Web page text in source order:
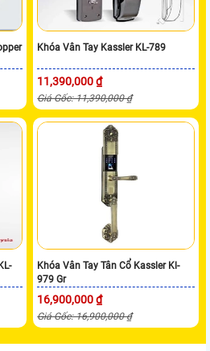
Khóa Vân Tay Kassler KL-789
11,390,000 ₫
Giá Gốc: 11,390,000 ₫
Khóa Vân Tay Tân Cổ Kassler Kl-
979 Gr
16,900,000 ₫
Giá Gốc: 16,900,000 ₫